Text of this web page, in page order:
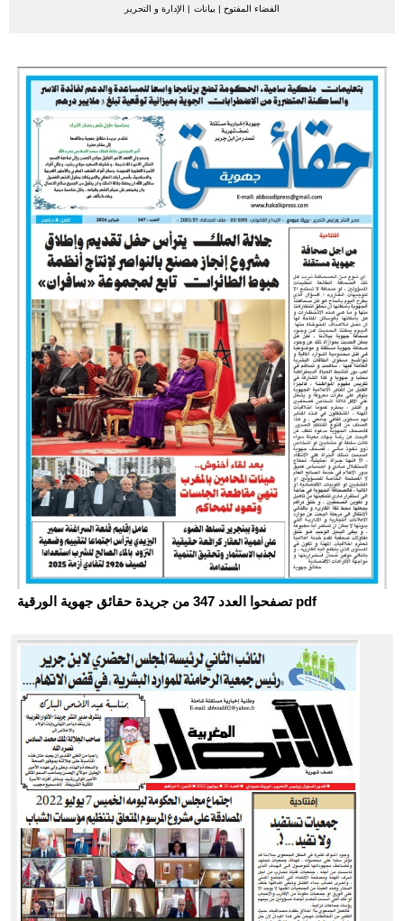
تصفحوا العدد 347 من جريدة حقائق جهوية الورقية pdf
الفضاء المفتوح | بيانات | الإدارة و التحرير